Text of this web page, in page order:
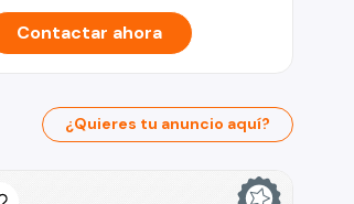
Contactar ahora
¿Quieres tu anuncio aquí?